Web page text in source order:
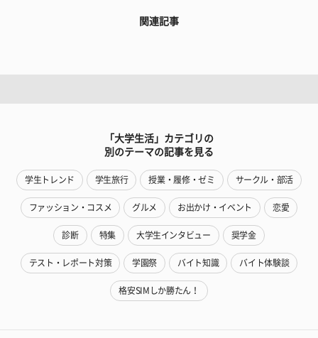
関連記事
「大学生活」カテゴリの
別のテーマの記事を見る
学生トレンド 学生旅行 授業・履修・ゼミ サークル・部活
ファッション・コスメ グルメ お出かけ・イベント 恋愛
診断 特集 大学生インタビュー 奨学金
テスト・レポート対策 学園祭 バイト知識 バイト体験談
格安SIMしか勝たん！